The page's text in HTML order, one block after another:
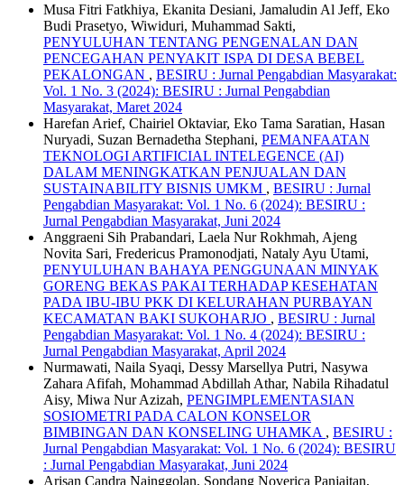
Musa Fitri Fatkhiya, Ekanita Desiani, Jamaludin Al Jeff, Eko
Budi Prasetyo, Wiwiduri, Muhammad Sakti,
PENYULUHAN TENTANG PENGENALAN DAN
PENCEGAHAN PENYAKIT ISPA DI DESA BEBEL
PEKALONGAN , BESIRU : Jurnal Pengabdian Masyarakat:
Vol. 1 No. 3 (2024): BESIRU : Jurnal Pengabdian
Masyarakat, Maret 2024
Harefan Arief, Chairiel Oktaviar, Eko Tama Saratian, Hasan
Nuryadi, Suzan Bernadetha Stephani, PEMANFAATAN
TEKNOLOGI ARTIFICIAL INTELEGENCE (AI)
DALAM MENINGKATKAN PENJUALAN DAN
SUSTAINABILITY BISNIS UMKM , BESIRU : Jurnal
Pengabdian Masyarakat: Vol. 1 No. 6 (2024): BESIRU :
Jurnal Pengabdian Masyarakat, Juni 2024
Anggraeni Sih Prabandari, Laela Nur Rokhmah, Ajeng
Novita Sari, Fredericus Pramonodjati, Nataly Ayu Utami,
PENYULUHAN BAHAYA PENGGUNAAN MINYAK
GORENG BEKAS PAKAI TERHADAP KESEHATAN
PADA IBU-IBU PKK DI KELURAHAN PURBAYAN
KECAMATAN BAKI SUKOHARJO , BESIRU : Jurnal
Pengabdian Masyarakat: Vol. 1 No. 4 (2024): BESIRU :
Jurnal Pengabdian Masyarakat, April 2024
Nurmawati, Naila Syaqi, Dessy Marsellya Putri, Nasywa
Zahara Afifah, Mohammad Abdillah Athar, Nabila Rihadatul
Aisy, Miwa Nur Azizah, PENGIMPLEMENTASIAN
SOSIOMETRI PADA CALON KONSELOR
BIMBINGAN DAN KONSELING UHAMKA , BESIRU :
Jurnal Pengabdian Masyarakat: Vol. 1 No. 6 (2024): BESIRU
: Jurnal Pengabdian Masyarakat, Juni 2024
Arisan Candra Nainggolan, Sondang Noverica Panjaitan,